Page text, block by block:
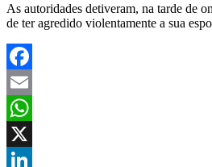
As autoridades detiveram, na tarde de
de ter agredido violentamente a sua
Facebook
Email
WhatsApp
X